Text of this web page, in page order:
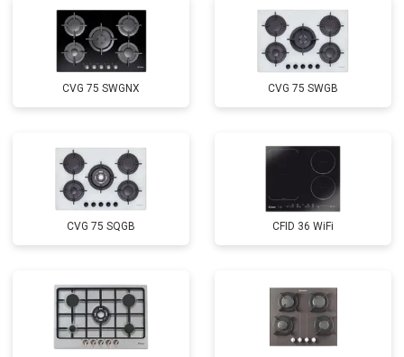
CVG 75 SWGNX CVG 75 SWGB
CVG 75 SQGB CFID 36 WiFi